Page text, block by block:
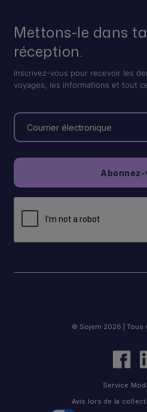
Mettons-le dans
réception.
Inscrivez-vous pour recevoir les
voyages, les informations et tout
© Sojern 2026 | Tous
Service
Avis lors de la